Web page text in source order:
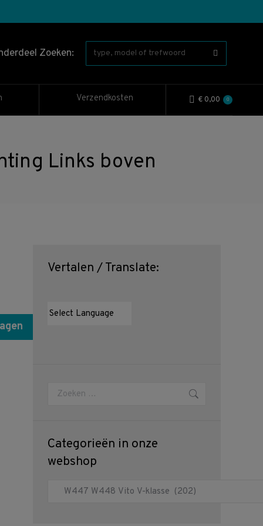
Zoeken:
Verzendkosten € 0,00 0
Links boven
Vertalen / Translate:
Zoeken:
Categorieën in onze
webshop